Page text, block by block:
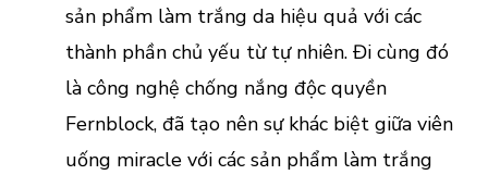
sản phẩm làm trắng da hiệu quả với các
thành phần chủ yếu từ tự nhiên. Đi cùng đó
là công nghệ chống nắng độc quyền
Fernblock, đã tạo nên sự khác biệt giữa viên
uống miracle với các sản phẩm làm trắng